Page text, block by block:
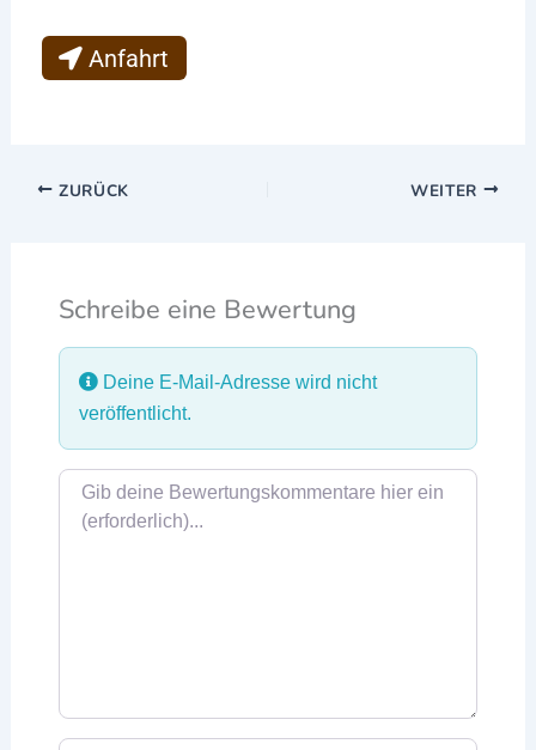
Anfahrt
ZURÜCK WEITER
Schreibe eine Bewertung
Deine E-Mail-Adresse wird nicht
veröffentlicht.
Rezensionstext